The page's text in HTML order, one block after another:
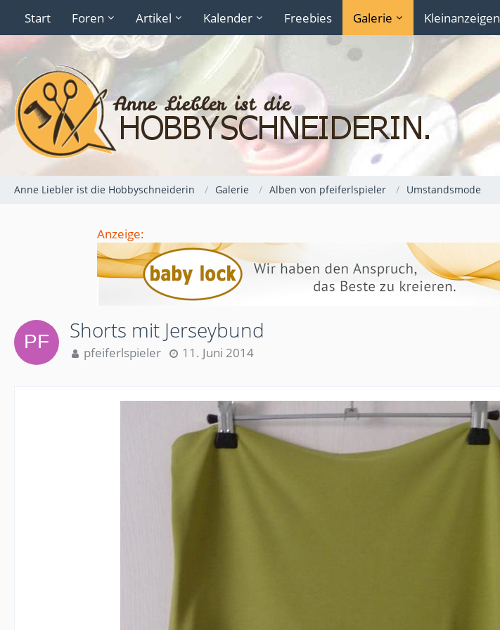
Start Foren Artikel Kalender Freebies Galerie Kleinanzeigen
Anne Liebler ist die Hobbyschneiderin Galerie Alben von pfeiferlspieler Umstandsmode
Anzeige:
Shorts mit Jerseybund
pfeiferlspieler 11. Juni 2014